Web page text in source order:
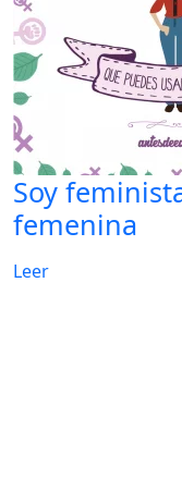
Soy
femenina
Leer